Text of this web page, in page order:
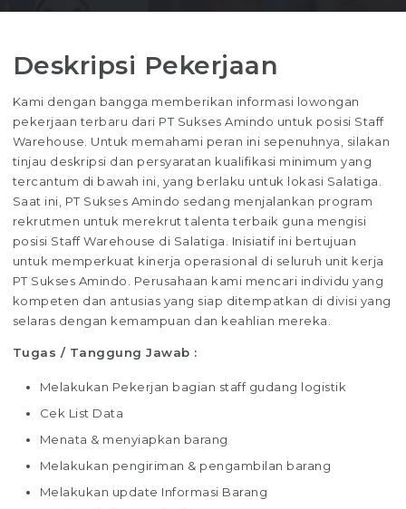
Deskripsi Pekerjaan
Kami dengan bangga memberikan informasi lowongan
pekerjaan terbaru dari PT Sukses Amindo untuk posisi Staff
Warehouse. Untuk memahami peran ini sepenuhnya, silakan
tinjau deskripsi dan persyaratan kualifikasi minimum yang
tercantum di bawah ini, yang berlaku untuk lokasi Salatiga.
Saat ini, PT Sukses Amindo sedang menjalankan program
rekrutmen untuk merekrut talenta terbaik guna mengisi
posisi Staff Warehouse di Salatiga. Inisiatif ini bertujuan
untuk memperkuat kinerja operasional di seluruh unit kerja
PT Sukses Amindo. Perusahaan kami mencari individu yang
kompeten dan antusias yang siap ditempatkan di divisi yang
selaras dengan kemampuan dan keahlian mereka.
Tugas / Tanggung Jawab :
Melakukan Pekerjan bagian staff gudang logistik
Cek List Data
Menata & menyiapkan barang
Melakukan pengiriman & pengambilan barang
Melakukan update Informasi Barang